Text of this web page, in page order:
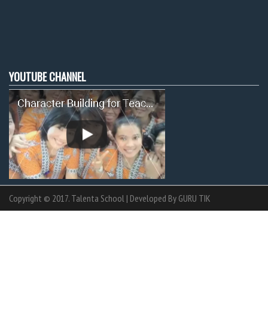
YOUTUBE CHANNEL
Copyright © 2017. Talenta School | Developed By GURU TIK